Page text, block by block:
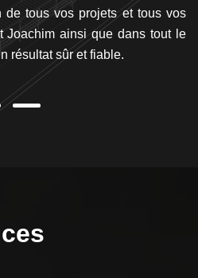
tous vos projets et tous vos
Joachim ainsi que dans tout le
résultat sûr et fiable.